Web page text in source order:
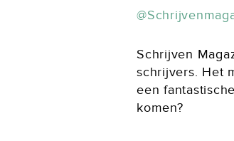
Schrijven
schrijvers. Het
een
komen?